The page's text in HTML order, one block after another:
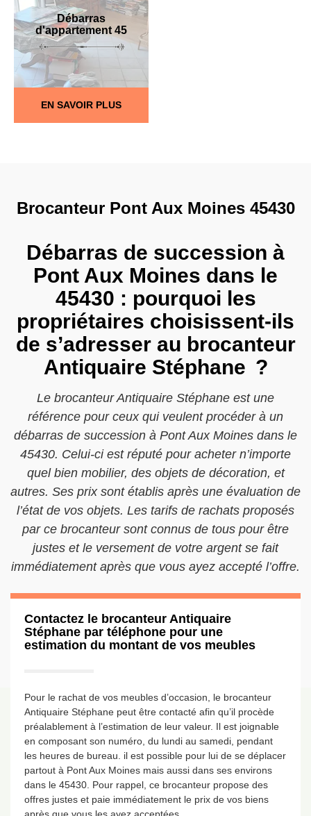
Débarras
d'appartement 45
EN SAVOIR PLUS
Brocanteur Pont Aux Moines 45430
Débarras de succession à
Pont Aux Moines dans le
45430 : pourquoi les
propriétaires choisissent-ils
de s’adresser au brocanteur
Antiquaire Stéphane ?
Le brocanteur Antiquaire Stéphane est une
référence pour ceux qui veulent procéder à un
débarras de succession à Pont Aux Moines dans le
45430. Celui-ci est réputé pour acheter n’importe
quel bien mobilier, des objets de décoration, et
autres. Ses prix sont établis après une évaluation de
l’état de vos objets. Les tarifs de rachats proposés
par ce brocanteur sont connus de tous pour être
justes et le versement de votre argent se fait
immédiatement après que vous ayez accepté l’offre.
Contactez le brocanteur Antiquaire
Stéphane par téléphone pour une
estimation du montant de vos meubles
Pour le rachat de vos meubles d’occasion, le brocanteur
Antiquaire Stéphane peut être contacté afin qu’il procède
préalablement à l’estimation de leur valeur. Il est joignable
en composant son numéro, du lundi au samedi, pendant
les heures de bureau. il est possible pour lui de se déplacer
partout à Pont Aux Moines mais aussi dans ses environs
dans le 45430. Pour rappel, ce brocanteur propose des
offres justes et paie immédiatement le prix de vos biens